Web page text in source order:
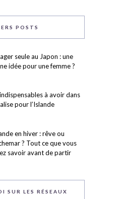
POSTS
seule au Japon : une
idée pour une femme ?
à avoir dans
pour l’Islande
en hiver : rêve ou
? Tout ce que vous
savoir avant de partir
SUR LES RÉSEAUX